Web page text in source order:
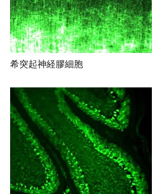
希突起神経膠細胞